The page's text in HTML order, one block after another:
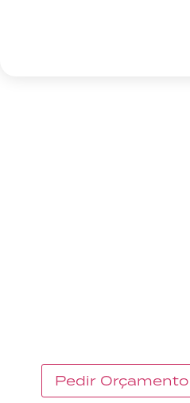
Pedir Orçamento